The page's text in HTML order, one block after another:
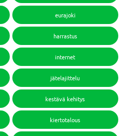
eurajoki
harrastus
internet
jätelajittelu
kestävä kehitys
kiertotalous